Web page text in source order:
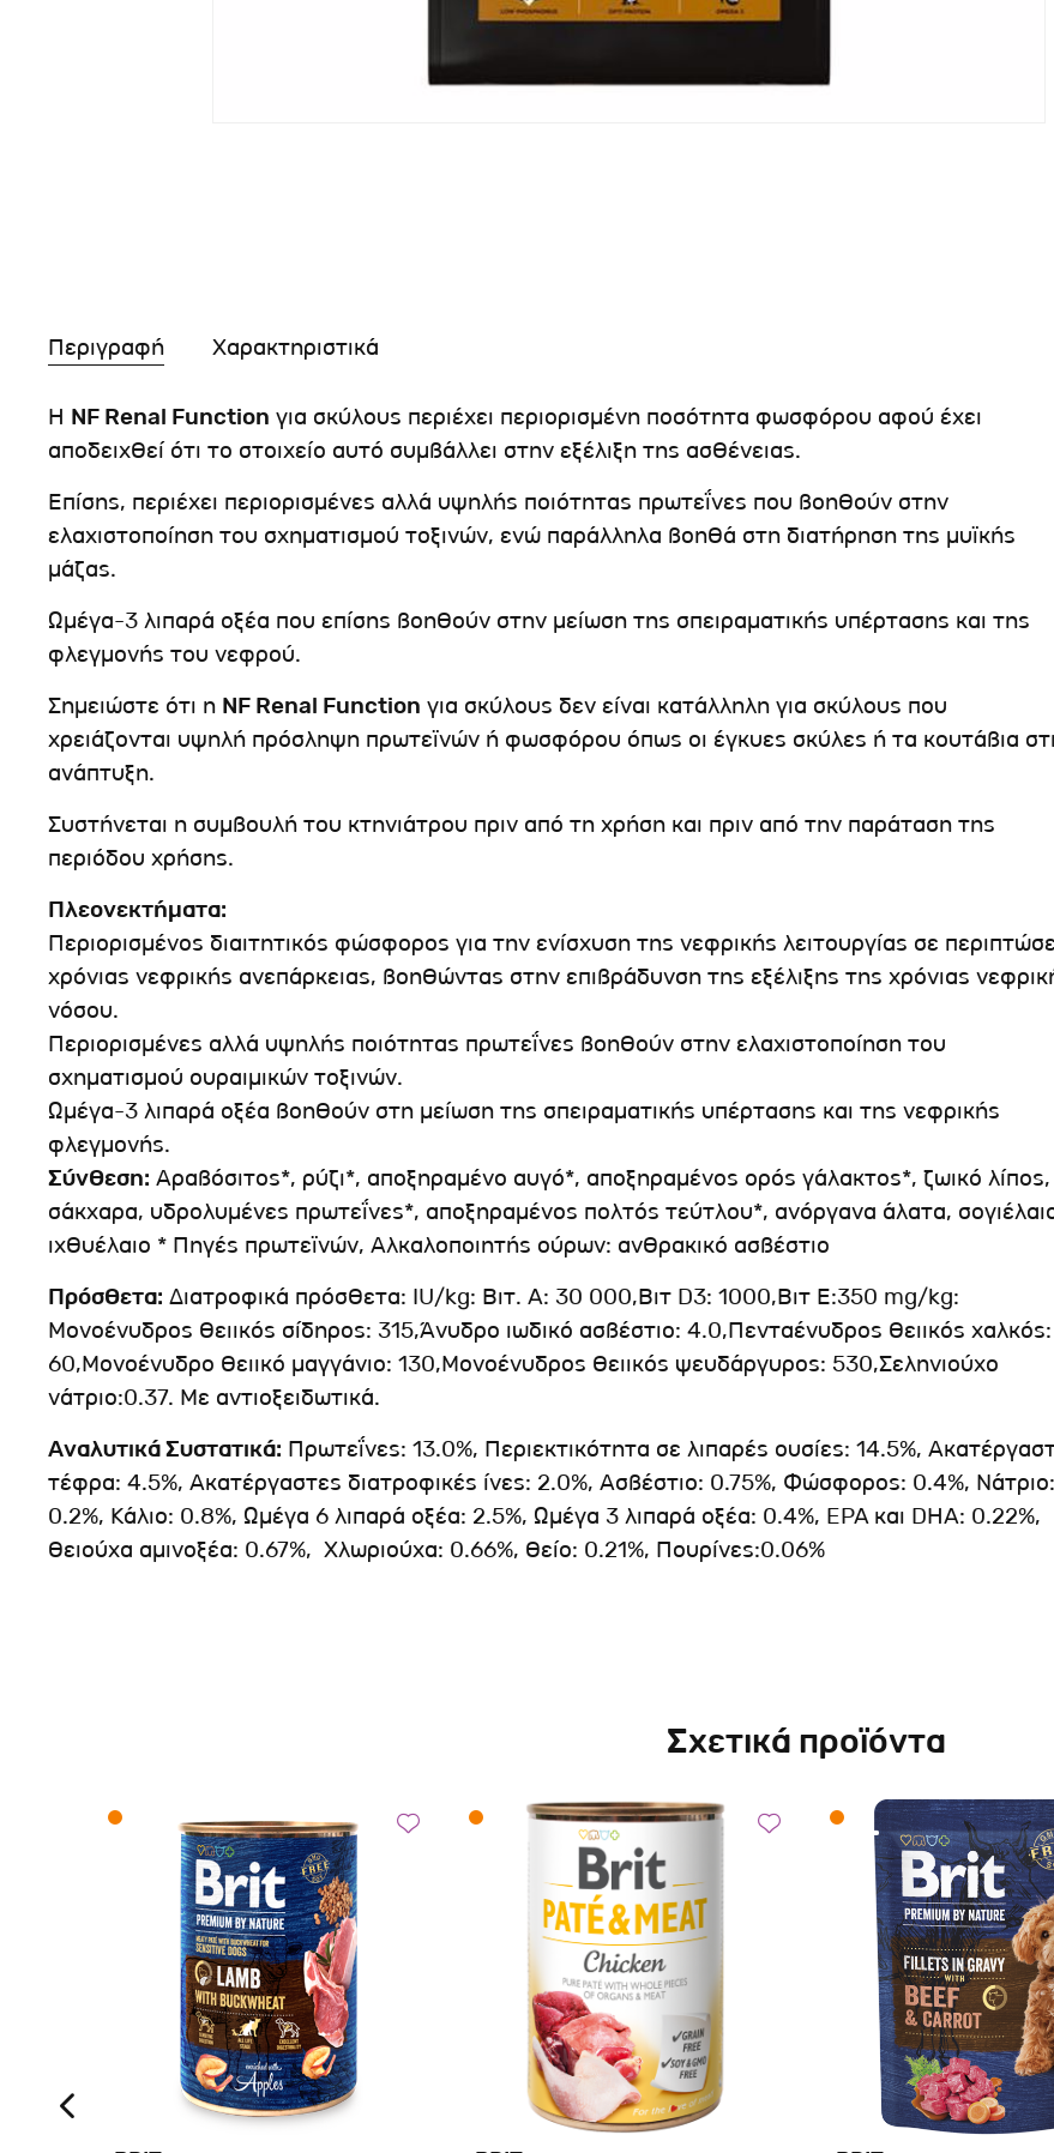
Περιγραφή Χαρακτηριστικά
Η NF Renal Function για σκύλους περιέχει περιορισμένη ποσότητα φωσφόρου αφού έχει
αποδειχθεί ότι το στοιχείο αυτό συμβάλλει στην εξέλιξη της ασθένειας.
Επίσης, περιέχει περιορισμένες αλλά υψηλής ποιότητας πρωτεΐνες που βοηθούν στην
ελαχιστοποίηση του σχηματισμού τοξινών, ενώ παράλληλα βοηθά στη διατήρηση της μυϊκής
μάζας.
Ωμέγα-3 λιπαρά οξέα που επίσης βοηθούν στην μείωση της σπειραματικής υπέρτασης και της
φλεγμονής του νεφρού.
Σημειώστε ότι η NF Renal Function για σκύλους δεν είναι κατάλληλη για σκύλους που
χρειάζονται υψηλή πρόσληψη πρωτεϊνών ή φωσφόρου όπως οι έγκυες σκύλες ή τα κουτάβια
ανάπτυξη.
Συστήνεται η συμβουλή του κτηνιάτρου πριν από τη χρήση και πριν από την παράταση της
περιόδου χρήσης.
Πλεονεκτήματα:
Περιορισμένος διαιτητικός φώσφορος για την ενίσχυση της νεφρικής λειτουργίας σε
χρόνιας νεφρικής ανεπάρκειας, βοηθώντας στην επιβράδυνση της εξέλιξης της χρόνιας
νόσου.
Περιορισμένες αλλά υψηλής ποιότητας πρωτεΐνες βοηθούν στην ελαχιστοποίηση του
σχηματισμού ουραιμικών τοξινών.
Ωμέγα-3 λιπαρά οξέα βοηθούν στη μείωση της σπειραματικής υπέρτασης και της νεφρικής
φλεγμονής.
Σύνθεση: Αραβόσιτος*, ρύζι*, αποξηραμένο αυγό*, αποξηραμένος ορός γάλακτος*, ζωικό λίπος,
σάκχαρα, υδρολυμένες πρωτεΐνες*, αποξηραμένος πολτός τεύτλου*, ανόργανα άλατα,
ιχθυέλαιο * Πηγές πρωτεϊνών, Αλκαλοποιητής ούρων: ανθρακικό ασβέστιο
Πρόσθετα: Διατροφικά πρόσθετα: IU/kg: Βιτ. A: 30 000,Βιτ D3: 1000,Βιτ Ε:350 mg/kg:
Μονοένυδρος θειικός σίδηρος: 315,Άνυδρο ιωδικό ασβέστιο: 4.0,Πενταένυδρος θειικός χαλκός:
60,Μονοένυδρο θειικό μαγγάνιο: 130,Μονοένυδρος θειικός ψευδάργυρος: 530,Σεληνιούχο
νάτριο:0.37. Με αντιοξειδωτικά.
Αναλυτικά Συστατικά: Πρωτεΐνες: 13.0%, Περιεκτικότητα σε λιπαρές ουσίες: 14.5%,
τέφρα: 4.5%, Ακατέργαστες διατροφικές ίνες: 2.0%, Ασβέστιο: 0.75%, Φώσφορος: 0.4%, Νάτριο:
0.2%, Κάλιο: 0.8%, Ωμέγα 6 λιπαρά οξέα: 2.5%, Ωμέγα 3 λιπαρά οξέα: 0.4%, EPA και DHA: 0.22%,
Θειούχα αμινοξέα: 0.67%, Χλωριούχα: 0.66%, Θείο: 0.21%, Πουρίνες:0.06%
Σχετικά προϊόντα